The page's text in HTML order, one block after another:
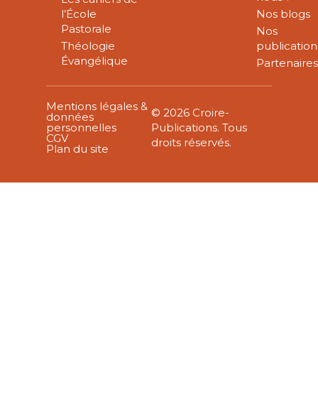
l’École
Pastorale
Théologie
Évangélique
Nos blogs
Nos
Partenaires
Mentions légales &
données
personnelles
CGV
Plan du site
© 2026 Croire-
Publications. Tous
droits réservés.